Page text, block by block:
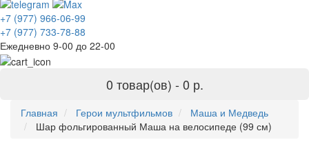
+7 (977) 966-06-99
+7 (977) 733-78-88
Ежедневно 9-00 до 22-00
0 товар(ов) - 0 р.
Главная Герои мультфильмов
Маша и Медведь
Шар фольгированный Маша на велосипеде (99 см)